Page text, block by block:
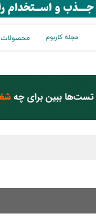
مجله کاربوم محصولات